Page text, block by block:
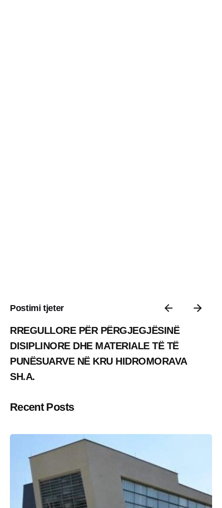
Postimi tjeter
RREGULLORE PËR PËRGJEGJËSINË
DISIPLINORE DHE MATERIALE TË TË
PUNËSUARVE NË KRU HIDROMORAVA
SH.A.
Recent Posts